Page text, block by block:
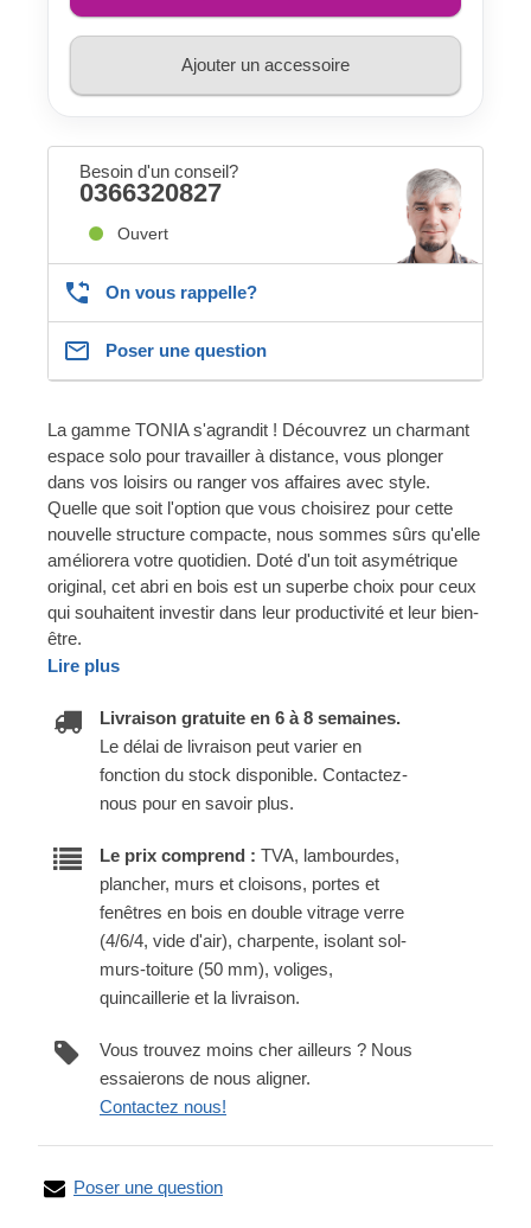
Ajouter un accessoire
Besoin d'un conseil?
0366320827
Ouvert
On vous rappelle?
Poser une question
La gamme TONIA s'agrandit ! Découvrez un charmant
espace solo pour travailler à distance, vous plonger
dans vos loisirs ou ranger vos affaires avec style.
Quelle que soit l'option que vous choisirez pour cette
nouvelle structure compacte, nous sommes sûrs qu'elle
améliorera votre quotidien. Doté d'un toit asymétrique
original, cet abri en bois est un superbe choix pour ceux
qui souhaitent investir dans leur productivité et leur bien-
être.
Lire plus
Livraison gratuite en 6 à 8 semaines.
Le délai de livraison peut varier en
fonction du stock disponible. Contactez-
nous pour en savoir plus.
Le prix comprend : TVA, lambourdes,
plancher, murs et cloisons, portes et
fenêtres en bois en double vitrage verre
(4/6/4, vide d'air), charpente, isolant sol-
murs-toiture (50 mm), voliges,
quincaillerie et la livraison.
Vous trouvez moins cher ailleurs ? Nous
essaierons de nous aligner.
Contactez nous!
Poser une question